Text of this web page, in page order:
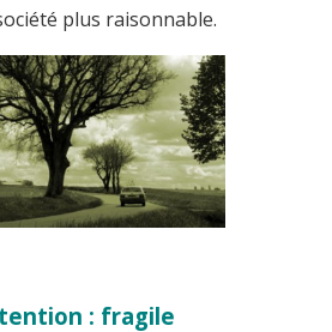
plus raisonnable.
: fragile